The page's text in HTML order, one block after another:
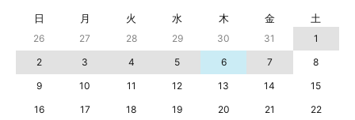
日 月 火 水 木 金 土
26 27 28 29 30 31
1
2
3 4 5 6 7
8
9
10 11 12 13 14
15
16
17 18 19 20 21
22